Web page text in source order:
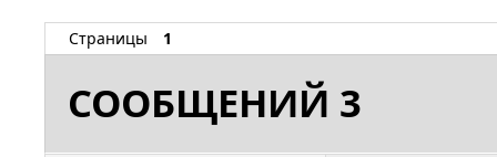
Страницы 1
СООБЩЕНИЙ 3